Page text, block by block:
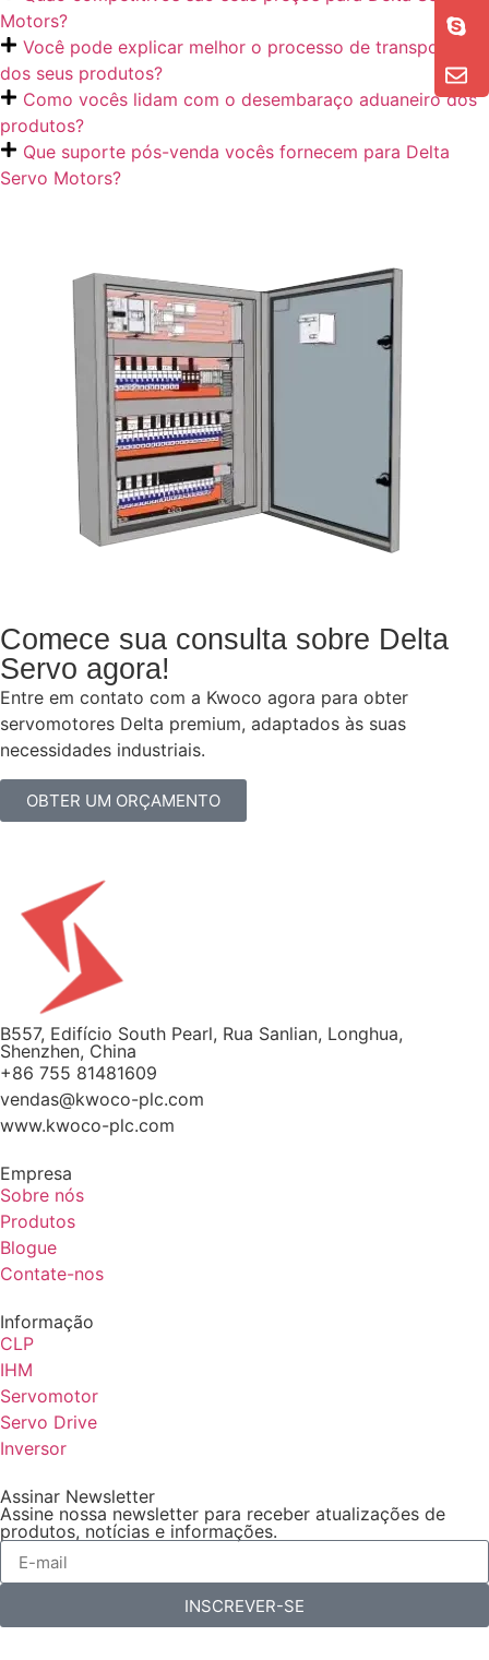
Motors?
Você pode explicar melhor o processo de transporte
dos seus produtos?
Como vocês lidam com o desembaraço aduaneiro dos
produtos?
Que suporte pós-venda vocês fornecem para Delta
Servo Motors?
Comece sua consulta sobre Delta
Servo agora!
Entre em contato com a Kwoco agora para obter
servomotores Delta premium, adaptados às suas
necessidades industriais.
OBTER UM ORÇAMENTO
B557, Edifício South Pearl, Rua Sanlian, Longhua,
Shenzhen, China
+86 755 81481609
vendas@kwoco-plc.com
www.kwoco-plc.com
Empresa
Sobre nós
Produtos
Blogue
Contate-nos
Informação
CLP
IHM
Servomotor
Servo Drive
Inversor
Assinar Newsletter
Assine nossa newsletter para receber atualizações de
produtos, notícias e informações.
INSCREVER-SE